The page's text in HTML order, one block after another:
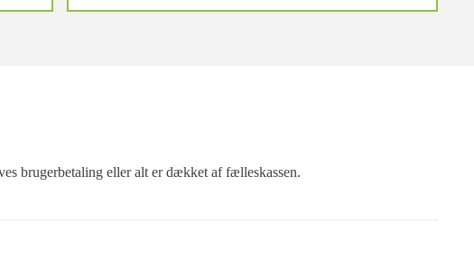
brugerbetaling eller alt er dækket af fælleskassen.